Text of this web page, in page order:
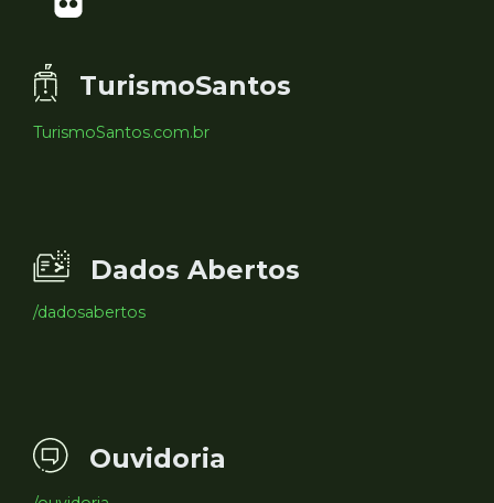
TurismoSantos
TurismoSantos.com.br
Dados Abertos
/dadosabertos
Ouvidoria